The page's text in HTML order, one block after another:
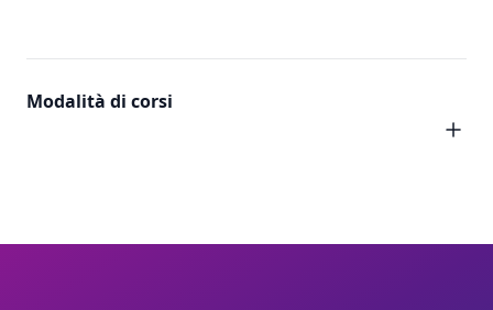
Modalità di corsi